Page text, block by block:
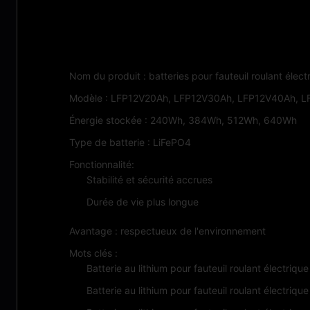
Nom du produit : batteries pour fauteuil roulant
Modèle : LFP12V20Ah, LFP12V30Ah, LFP12V40Ah,
Énergie stockée : 240Wh, 384Wh, 512Wh, 640Wh
Type de batterie : LiFePO4
Fonctionnalité:
Stabilité et sécurité accrues
Durée de vie plus longue
Avantage : respectueux de l'environnement
Mots clés :
Batterie au lithium pour fauteuil roulant électrique
Batterie au lithium pour fauteuil roulant électrique